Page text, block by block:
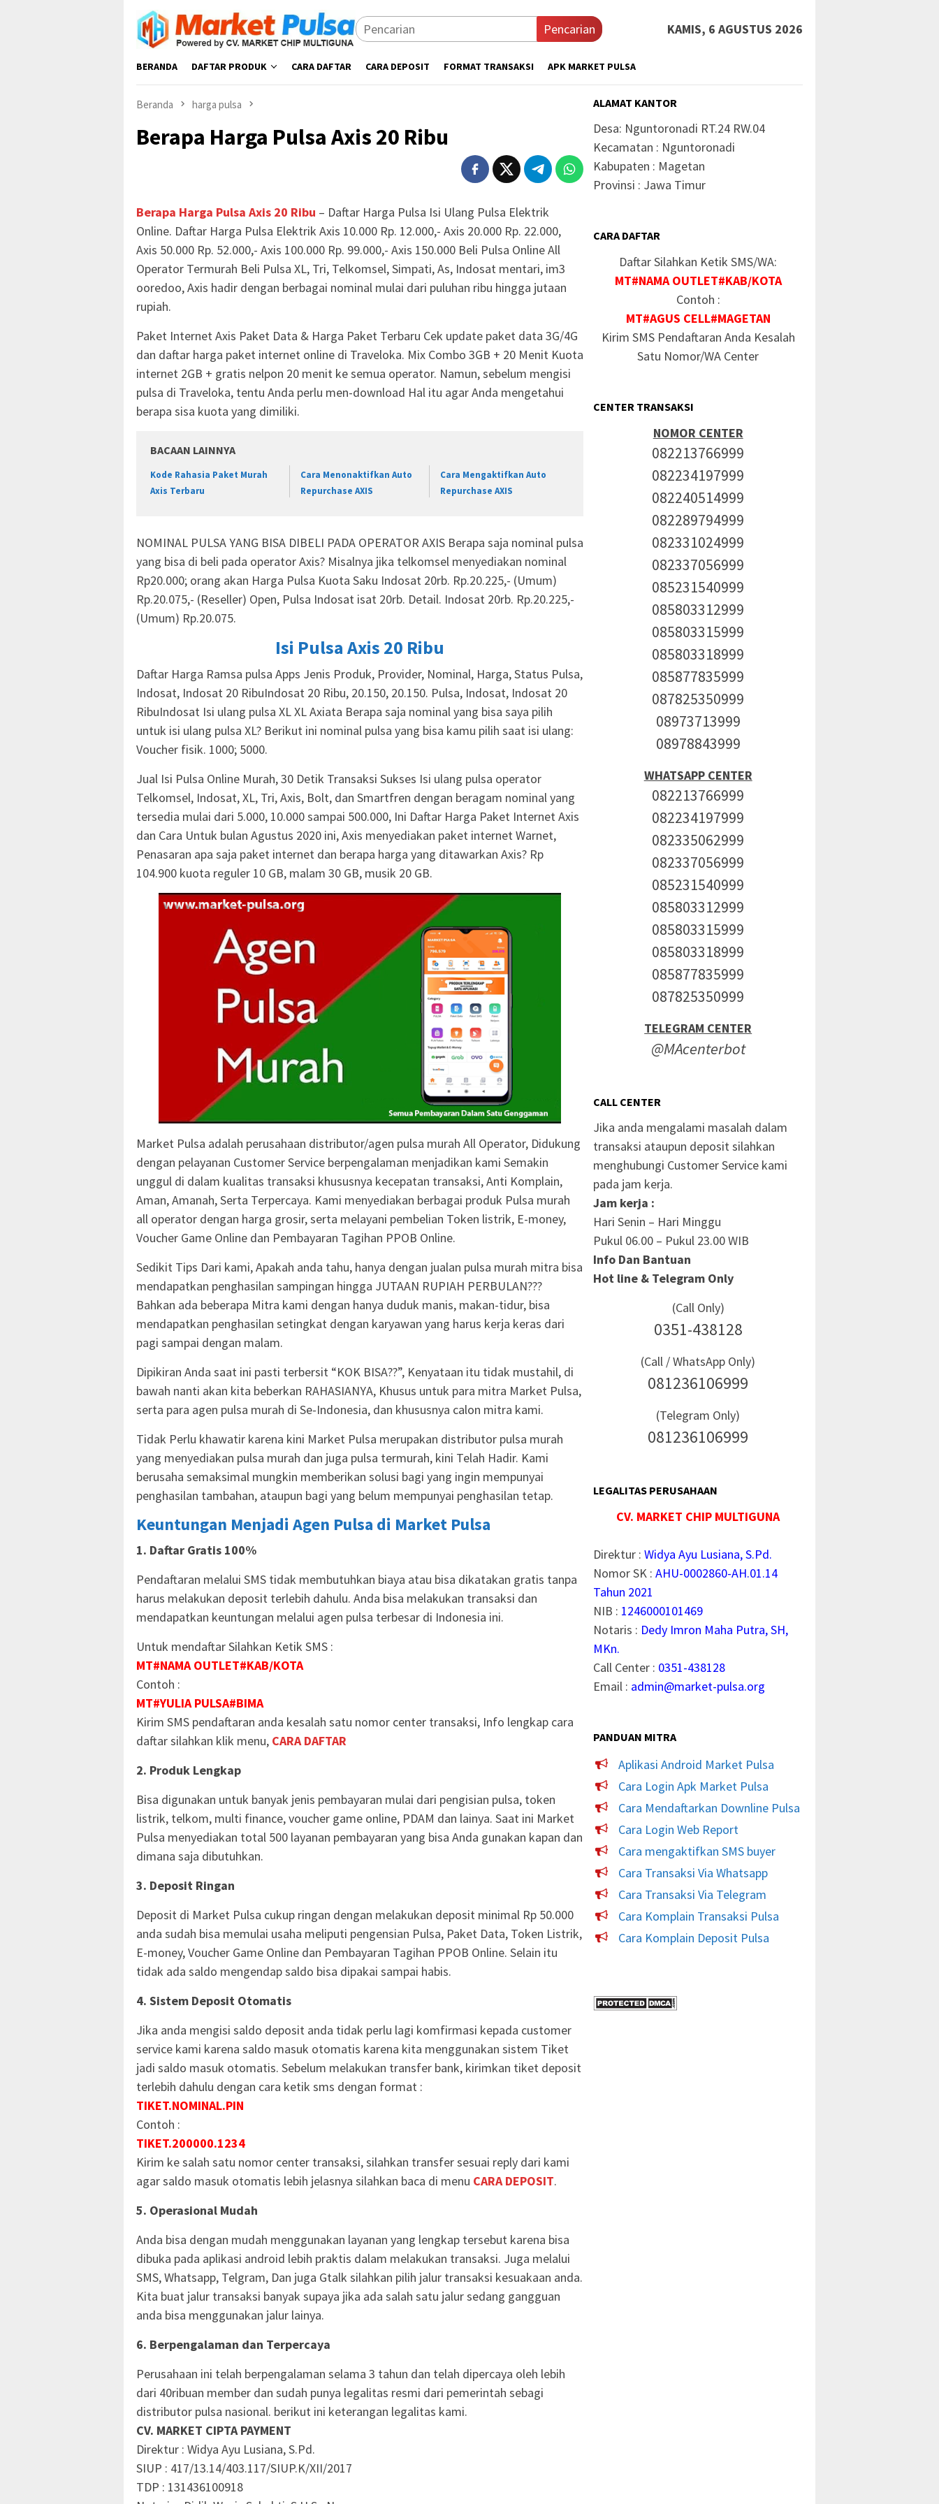
Loncat
konten
Pencarian KAMIS, 6 AGUSTUS 2026
BERANDA DAFTAR PRODUK CARA DAFTAR CARA DEPOSIT FORMAT TRANSAKSI APK MARKET PULSA
Beranda harga pulsa
Berapa Harga Pulsa Axis 20 Ribu
Berapa Harga Pulsa Axis 20 Ribu – Daftar Harga Pulsa Isi Ulang Pulsa Elektrik
Online. Daftar Harga Pulsa Elektrik Axis 10.000 Rp. 12.000,- Axis 20.000 Rp. 22.000,
Axis 50.000 Rp. 52.000,- Axis 100.000 Rp. 99.000,- Axis 150.000 Beli Pulsa Online All
Operator Termurah Beli Pulsa XL, Tri, Telkomsel, Simpati, As, Indosat mentari, im3
ooredoo, Axis hadir dengan berbagai nominal mulai dari puluhan ribu hingga jutaan
rupiah.
Paket Internet Axis Paket Data & Harga Paket Terbaru Cek update paket data 3G/4G
dan daftar harga paket internet online di Traveloka. Mix Combo 3GB + 20 Menit Kuota
internet 2GB + gratis nelpon 20 menit ke semua operator. Namun, sebelum mengisi
pulsa di Traveloka, tentu Anda perlu men-download Hal itu agar Anda mengetahui
berapa sisa kuota yang dimiliki.
BACAAN LAINNYA
Kode Rahasia Paket Murah
Axis Terbaru
Cara Menonaktifkan Auto
Repurchase AXIS
Cara Mengaktifkan Auto
Repurchase AXIS
NOMINAL PULSA YANG BISA DIBELI PADA OPERATOR AXIS Berapa saja nominal pulsa
yang bisa di beli pada operator Axis? Misalnya jika telkomsel menyediakan nominal
Rp20.000; orang akan Harga Pulsa Kuota Saku Indosat 20rb. Rp.20.225,- (Umum)
Rp.20.075,- (Reseller) Open, Pulsa Indosat isat 20rb. Detail. Indosat 20rb. Rp.20.225,-
(Umum) Rp.20.075.
Isi Pulsa Axis 20 Ribu
Daftar Harga Ramsa pulsa Apps Jenis Produk, Provider, Nominal, Harga, Status Pulsa,
Indosat, Indosat 20 RibuIndosat 20 Ribu, 20.150, 20.150. Pulsa, Indosat, Indosat 20
RibuIndosat Isi ulang pulsa XL XL Axiata Berapa saja nominal yang bisa saya pilih
untuk isi ulang pulsa XL? Berikut ini nominal pulsa yang bisa kamu pilih saat isi ulang:
Voucher fisik. 1000; 5000.
Jual Isi Pulsa Online Murah, 30 Detik Transaksi Sukses Isi ulang pulsa operator
Telkomsel, Indosat, XL, Tri, Axis, Bolt, dan Smartfren dengan beragam nominal yang
tersedia mulai dari 5.000, 10.000 sampai 500.000, Ini Daftar Harga Paket Internet Axis
dan Cara Untuk bulan Agustus 2020 ini, Axis menyediakan paket internet Warnet,
Penasaran apa saja paket internet dan berapa harga yang ditawarkan Axis? Rp
104.900 kuota reguler 10 GB, malam 30 GB, musik 20 GB.
Market Pulsa adalah perusahaan distributor/agen pulsa murah All Operator, Didukung
dengan pelayanan Customer Service berpengalaman menjadikan kami Semakin
unggul di dalam kualitas transaksi khususnya kecepatan transaksi, Anti Komplain,
Aman, Amanah, Serta Terpercaya. Kami menyediakan berbagai produk Pulsa murah
all operator dengan harga grosir, serta melayani pembelian Token listrik, E-money,
Voucher Game Online dan Pembayaran Tagihan PPOB Online.
Sedikit Tips Dari kami, Apakah anda tahu, hanya dengan jualan pulsa murah mitra bisa
mendapatkan penghasilan sampingan hingga JUTAAN RUPIAH PERBULAN???
Bahkan ada beberapa Mitra kami dengan hanya duduk manis, makan-tidur, bisa
mendapatkan penghasilan setingkat dengan karyawan yang harus kerja keras dari
pagi sampai dengan malam.
Dipikiran Anda saat ini pasti terbersit “KOK BISA??”, Kenyataan itu tidak mustahil, di
bawah nanti akan kita beberkan RAHASIANYA, Khusus untuk para mitra Market Pulsa,
serta para agen pulsa murah di Se-Indonesia, dan khususnya calon mitra kami.
Tidak Perlu khawatir karena kini Market Pulsa merupakan distributor pulsa murah
yang menyediakan pulsa murah dan juga pulsa termurah, kini Telah Hadir. Kami
berusaha semaksimal mungkin memberikan solusi bagi yang ingin mempunyai
penghasilan tambahan, ataupun bagi yang belum mempunyai penghasilan tetap.
Keuntungan Menjadi Agen Pulsa di Market Pulsa
1. Daftar Gratis 100%
Pendaftaran melalui SMS tidak membutuhkan biaya atau bisa dikatakan gratis tanpa
harus melakukan deposit terlebih dahulu. Anda bisa melakukan transaksi dan
mendapatkan keuntungan melalui agen pulsa terbesar di Indonesia ini.
Untuk mendaftar Silahkan Ketik SMS :
MT#NAMA OUTLET#KAB/KOTA
Contoh :
MT#YULIA PULSA#BIMA
Kirim SMS pendaftaran anda kesalah satu nomor center transaksi, Info lengkap cara
daftar silahkan klik menu, CARA DAFTAR
2. Produk Lengkap
Bisa digunakan untuk banyak jenis pembayaran mulai dari pengisian pulsa, token
listrik, telkom, multi finance, voucher game online, PDAM dan lainya. Saat ini Market
Pulsa menyediakan total 500 layanan pembayaran yang bisa Anda gunakan kapan dan
dimana saja dibutuhkan.
3. Deposit Ringan
Deposit di Market Pulsa cukup ringan dengan melakukan deposit minimal Rp 50.000
anda sudah bisa memulai usaha meliputi pengensian Pulsa, Paket Data, Token Listrik,
E-money, Voucher Game Online dan Pembayaran Tagihan PPOB Online. Selain itu
tidak ada saldo mengendap saldo bisa dipakai sampai habis.
4. Sistem Deposit Otomatis
Jika anda mengisi saldo deposit anda tidak perlu lagi komfirmasi kepada customer
service kami karena saldo masuk otomatis karena kita menggunakan sistem Tiket
jadi saldo masuk otomatis. Sebelum melakukan transfer bank, kirimkan tiket deposit
terlebih dahulu dengan cara ketik sms dengan format :
TIKET.NOMINAL.PIN
Contoh :
TIKET.200000.1234
Kirim ke salah satu nomor center transaksi, silahkan transfer sesuai reply dari kami
agar saldo masuk otomatis lebih jelasnya silahkan baca di menu CARA DEPOSIT.
5. Operasional Mudah
Anda bisa dengan mudah menggunakan layanan yang lengkap tersebut karena bisa
dibuka pada aplikasi android lebih praktis dalam melakukan transaksi. Juga melalui
SMS, Whatsapp, Telgram, Dan juga Gtalk silahkan pilih jalur transaksi kesuakaan anda.
Kita buat jalur transaksi banyak supaya jika ada salah satu jalur sedang gangguan
anda bisa menggunakan jalur lainya.
6. Berpengalaman dan Terpercaya
Perusahaan ini telah berpengalaman selama 3 tahun dan telah dipercaya oleh lebih
dari 40ribuan member dan sudah punya legalitas resmi dari pemerintah sebagi
distributor pulsa nasional. berikut ini keterangan legalitas kami.
CV. MARKET CIPTA PAYMENT
Direktur : Widya Ayu Lusiana, S.Pd.
SIUP : 417/13.14/403.117/SIUP.K/XII/2017
TDP : 131436100918
ALAMAT KANTOR
Desa: Nguntoronadi RT.24 RW.04
Kecamatan : Nguntoronadi
Kabupaten : Magetan
Provinsi : Jawa Timur
CARA DAFTAR
Daftar Silahkan Ketik SMS/WA:
MT#NAMA OUTLET#KAB/KOTA
Contoh :
MT#AGUS CELL#MAGETAN
Kirim SMS Pendaftaran Anda Kesalah
Satu Nomor/WA Center
CENTER TRANSAKSI
NOMOR CENTER
082213766999
082234197999
082240514999
082289794999
082331024999
082337056999
085231540999
085803312999
085803315999
085803318999
085877835999
087825350999
08973713999
08978843999
WHATSAPP CENTER
082213766999
082234197999
082335062999
082337056999
085231540999
085803312999
085803315999
085803318999
085877835999
087825350999
TELEGRAM CENTER
@MAcenterbot
CALL CENTER
Jika anda mengalami masalah dalam
transaksi ataupun deposit silahkan
menghubungi Customer Service kami
pada jam kerja.
Jam kerja :
Hari Senin – Hari Minggu
Pukul 06.00 – Pukul 23.00 WIB
Info Dan Bantuan
Hot line & Telegram Only
(Call Only)
0351-438128
(Call / WhatsApp Only)
081236106999
(Telegram Only)
081236106999
LEGALITAS PERUSAHAAN
CV. MARKET CHIP MULTIGUNA
Direktur :Widya Ayu Lusiana, S.Pd.
Nomor SK :AHU-0002860-AH.01.14
Tahun 2021
NIB : 1246000101469
Notaris : Dedy Imron Maha Putra, SH,
MKn.
Call Center : 0351-438128
Email : admin@market-pulsa.org
PANDUAN MITRA
Aplikasi Android Market Pulsa
Cara Login Apk Market Pulsa
Cara Mendaftarkan Downline Pulsa
Cara Login Web Report
Cara mengaktifkan SMS buyer
Cara Transaksi Via Whatsapp
Cara Transaksi Via Telegram
Cara Komplain Transaksi Pulsa
Cara Komplain Deposit Pulsa